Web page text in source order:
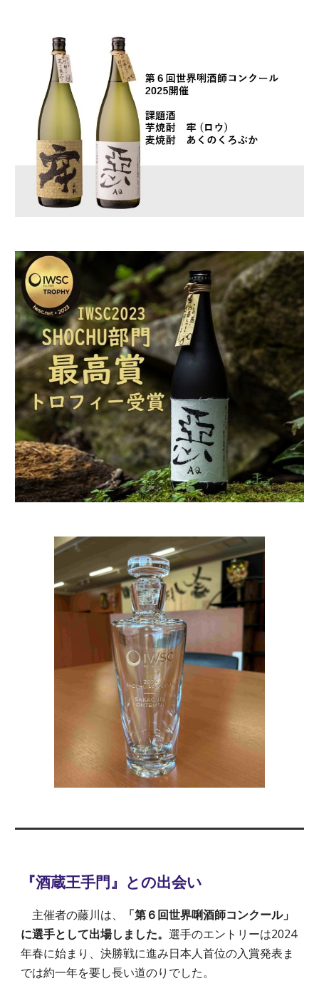
『酒蔵王手門』との出会い
主催者の藤川は、 「第６回世界唎酒師コンクール」
に選手として出場しました。選手のエントリーは2024
年春に始まり、決勝戦に進み日本人首位の入賞発表ま
では約一年を要し長い道のりでした。